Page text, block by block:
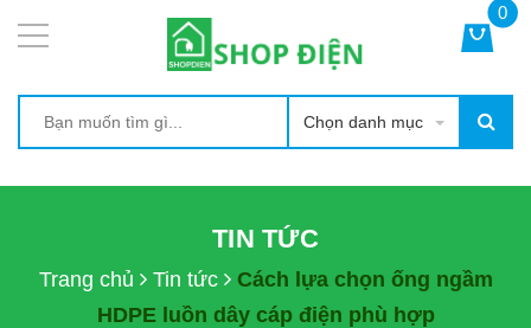
Chọn danh mục
0
TIN TỨC
Trang chủ Tin tức
Cách lựa chọn ống ngầm
HDPE luồn dây cáp điện phù hợp